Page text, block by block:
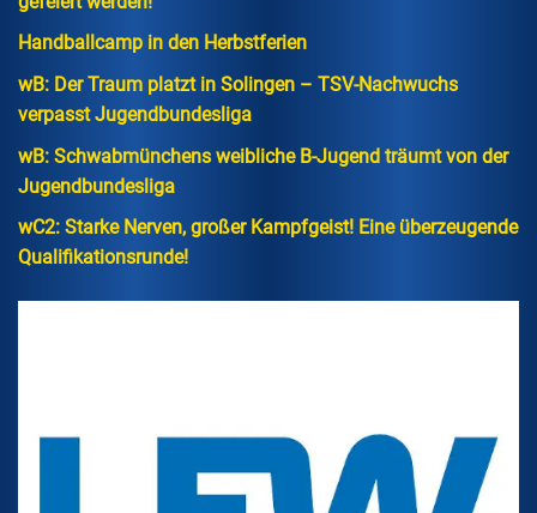
Handballcamp in den Herbstferien
wB: Der Traum platzt in Solingen – TSV-Nachwuchs
verpasst Jugendbundesliga
wB: Schwabmünchens weibliche B-Jugend träumt von der
Jugendbundesliga
wC2: Starke Nerven, großer Kampfgeist! Eine überzeugende
Qualifikationsrunde!